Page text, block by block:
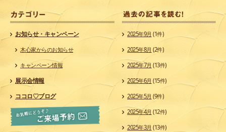
お知らせ・キャンペーン
木心家からのお知らせ
キャンペーン情報
展示会情報
ココロ♡ブログ
2025年9月 (1件)
2025年8月 (2件)
2025年7月 (13件)
2025年6月 (15件)
2025年5月 (9件)
2025年4月 (12件)
2025年3月 (13件)